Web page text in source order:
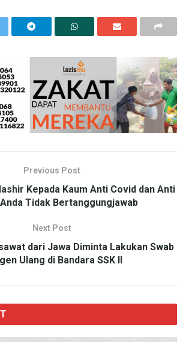
Previous Post
Kepada Kaum Anti Covid dan Anti
Tidak Bertanggungjawab
Next Post
dari Jawa Diminta Lakukan Swab
Ulang di Bandara SSK II